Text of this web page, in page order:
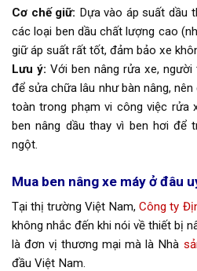
Cơ chế giữ: Dựa vào áp suất dầu
các loại ben dầu chất lượng cao
giữ áp suất rất tốt, đảm bảo xe
Lưu ý: Với ben nâng rửa xe,
để sửa chữa lâu như bàn nâng,
toàn trong phạm vi công việc rửa
ben nâng dầu thay vì ben hơi để
ngột.
Mua ben nâng xe máy ở đâu
Tại thị trường Việt Nam,Công ty
không nhắc đến khi nói về thiết bị
là đơn vị thương mại mà là Nhà
đầu Việt Nam.